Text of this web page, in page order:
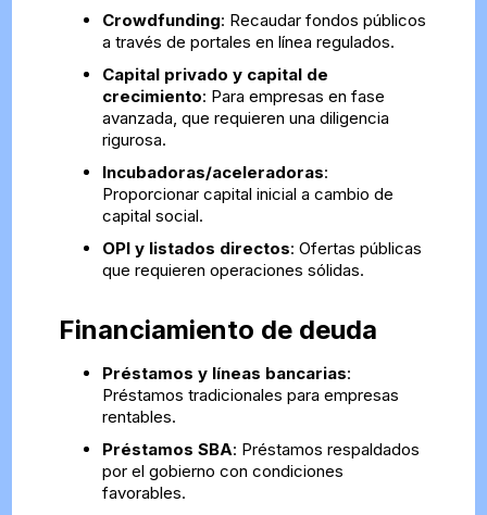
Crowdfunding: Recaudar fondos públicos
a través de portales en línea regulados.
Capital privado y capital de
crecimiento: Para empresas en fase
avanzada, que requieren una diligencia
rigurosa.
Incubadoras/aceleradoras:
Proporcionar capital inicial a cambio de
capital social.
OPI y listados directos: Ofertas públicas
que requieren operaciones sólidas.
Financiamiento de deuda
Préstamos y líneas bancarias:
Préstamos tradicionales para empresas
rentables.
Préstamos SBA: Préstamos respaldados
por el gobierno con condiciones
favorables.